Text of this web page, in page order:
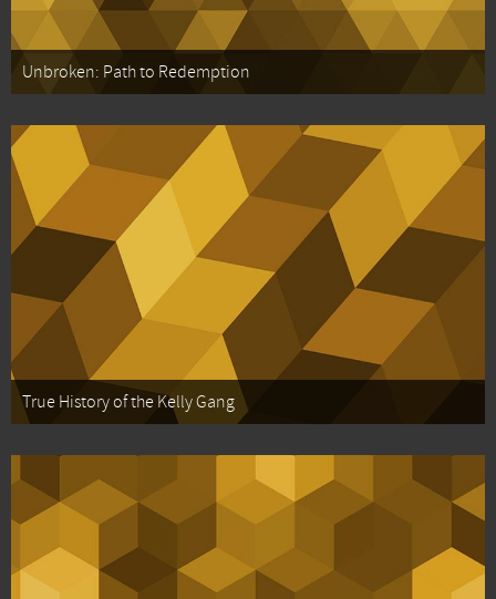
Unbroken: Path to Redemption
True History of the Kelly Gang